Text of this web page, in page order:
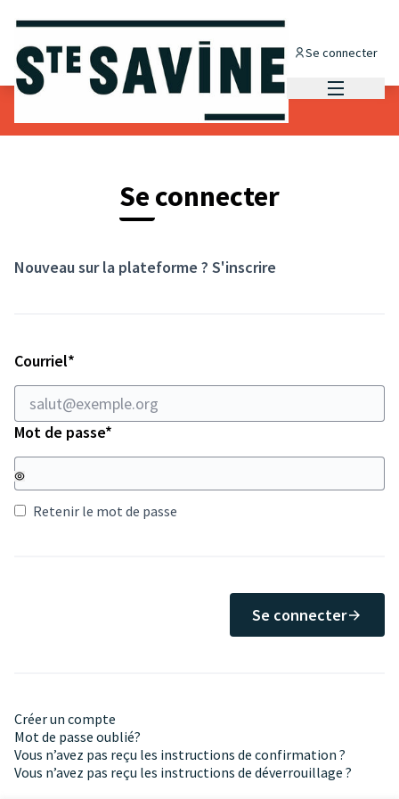
Se connecter
Se connecter
Nouveau sur la plateforme ? S'inscrire
Courriel*
Mot de passe*
Retenir le mot de passe
Se connecter
Créer un compte
Mot de passe oublié?
Vous n’avez pas reçu les instructions de confirmation ?
Vous n’avez pas reçu les instructions de déverrouillage ?